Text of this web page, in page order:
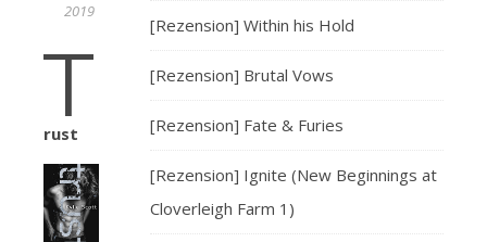
2019
T
rust
[Rezension] Within his Hold
[Rezension] Brutal Vows
[Rezension] Fate & Furies
[Rezension] Ignite (New Beginnings at
Cloverleigh Farm 1)